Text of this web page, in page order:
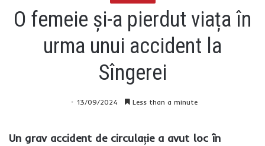
O femeie și-a pierdut viața în
urma unui accident la
Sîngerei
13/09/2024 Less than a minute
Un grav accident de circulație a avut loc în